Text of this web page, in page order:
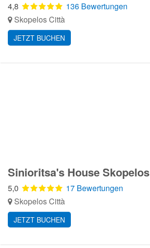
4,8
136 Bewertungen
Skopelos Città
JETZT BUCHEN
Sinioritsa's House Skopelos
5,0
17 Bewertungen
Skopelos Città
JETZT BUCHEN